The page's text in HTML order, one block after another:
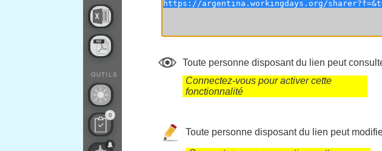
OUTILS
0
Toute personne disposant du lien peut
Connectez-vous pour activer cette
fonctionnalité
Toute personne disposant du lien peut